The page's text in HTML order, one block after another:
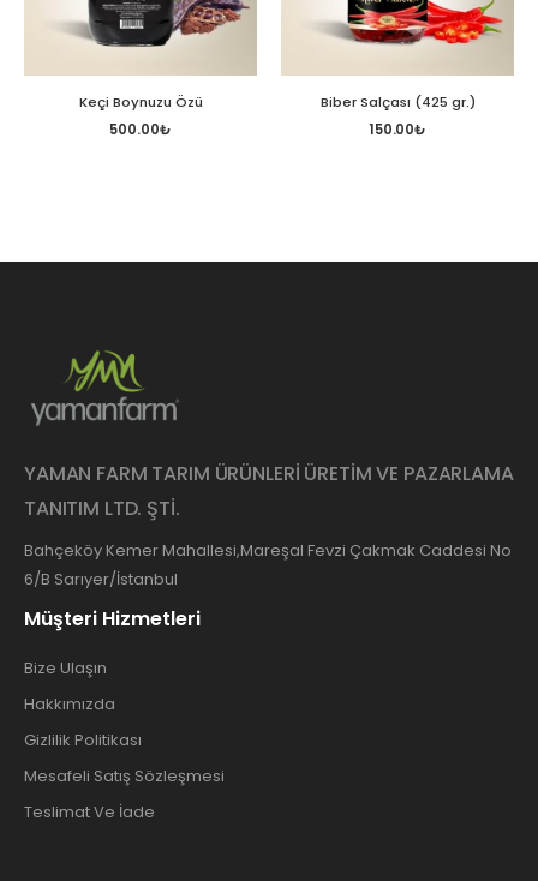
Keçi Boynuzu Özü
500.00₺
Biber Salçası (425 gr.)
150.00₺
YAMAN FARM TARIM ÜRÜNLERİ ÜRETİM VE PAZARLAMA
TANITIM LTD. ŞTİ.
Bahçeköy Kemer Mahallesi,Mareşal Fevzi Çakmak Caddesi No
6/B Sarıyer/İstanbul
Müşteri Hizmetleri
Bize Ulaşın
Hakkımızda
Gizlilik Politikası
Mesafeli Satış Sözleşmesi
Teslimat Ve İade